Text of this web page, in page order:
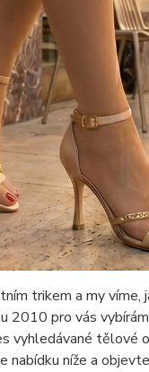
trikem a my
2010 pro vás
vyhledávané
nabídku níže a